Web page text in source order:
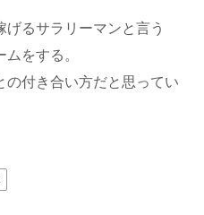
るサラリーマンと言う
をする。
の付き合い方だと思ってい